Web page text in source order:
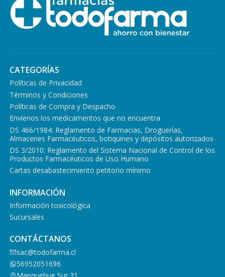
CATEGORÍAS
Políticas de Privacidad
Términos y Condiciones
Políticas de Compra y Despacho
Envíenos los medicamentos que no encuentra
DS 466/1984: Reglamento de Farmacias, Droguerías,
Almacenes Farmacéuticos, botiquines y depósitos autorizados
DS 3/2010: Reglamento del Sistema Nacional de Control de los
Productos Farmacéuticos de Uso Humano
Cartas desabastecimiento petitorio mínimo
INFORMACIÓN
Información toxicológica
Sucursales
CONTÁCTANOS
sac@todofarma.cl
56952051696